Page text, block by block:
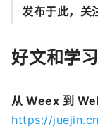
发布于此，关
好文和学习
从 Weex 到
https://